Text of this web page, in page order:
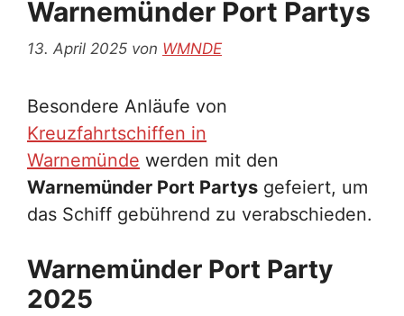
Warnemünder Port Partys
13. April 2025 von WMNDE
Besondere Anläufe von
Kreuzfahrtschiffen in
Warnemünde werden mit den
Warnemünder Port Partys gefeiert, um
das Schiff gebührend zu verabschieden.
Warnemünder Port Party
2025